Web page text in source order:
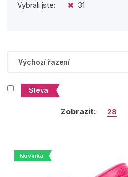
Vybrali jste:
31
Sleva
Zobrazit: 28
Novinka